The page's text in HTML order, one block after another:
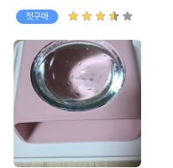
첫구매